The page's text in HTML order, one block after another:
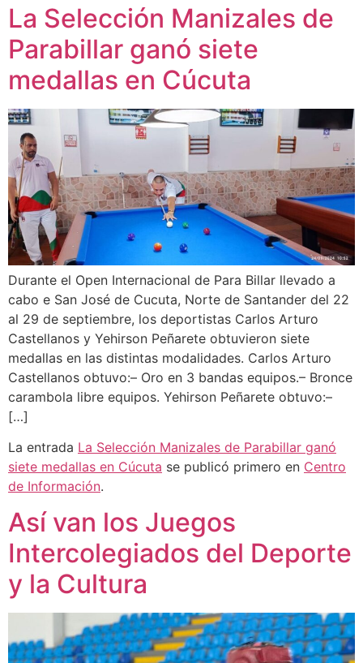
La Selección Manizales de
Parabillar ganó siete
medallas en Cúcuta
Durante el Open Internacional de Para Billar llevado a
cabo e San José de Cucuta, Norte de Santander del 22
al 29 de septiembre, los deportistas Carlos Arturo
Castellanos y Yehirson Peñarete obtuvieron siete
medallas en las distintas modalidades. Carlos Arturo
Castellanos obtuvo:– Oro en 3 bandas equipos.– Bronce
carambola libre equipos. Yehirson Peñarete obtuvo:–
[…]
La entrada La Selección Manizales de Parabillar ganó
siete medallas en Cúcuta se publicó primero en Centro
de Información.
Así van los Juegos
Intercolegiados del Deporte
y la Cultura